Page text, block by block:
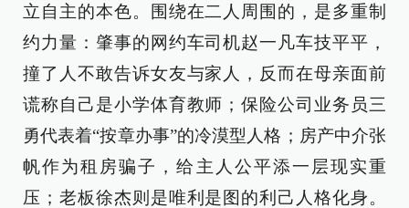
立自主的本色。围绕在二人周围的，是多重制
约力量：肇事的网约车司机赵一凡车技平平，
撞了人不敢告诉女友与家人，反而在母亲面前
谎称自己是小学体育教师；保险公司业务员三
勇代表着“按章办事”的冷漠型人格；房产中介张
帆作为租房骗子，给主人公平添一层现实重
压；老板徐杰则是唯利是图的利己人格化身。